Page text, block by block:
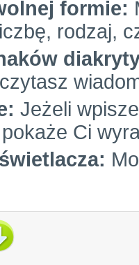
formie:
rodzaj,
Jeżeli
pokaże Ci